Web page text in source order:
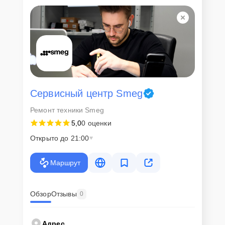
Для всех клиентов действуют демократичные и фиксированные
цены. Конечная стоимость работ обсуждается с клиентом и не в
коем случае не может измениться в процессе работ. Сервис не
навязывает клиентам дополнительные услуги и не
предусматривает скрытые платежи. Рассчитать предварительную
стоимость ремонта можно с помощью нашегоКалькулятора
Скорость диагностики и
ремонта
Наша компания ценит время клиентов и понимает важность
оперативного решения любых вопросов. В среднем, ремонт
клиент сможет забрать свой гаджет в этот же день. При
Внимание! Устройство отправляется на ремонт только после
согласования вариантов запчастей и стоимости ремонта с
изменена в процессе или после завершения работ.
Сервисный центр Smeg
Ремонт техники Smeg
5,00 оценки
Открыто до 21:00
Маршрут
ОбзорОтзывы 0
Адрес